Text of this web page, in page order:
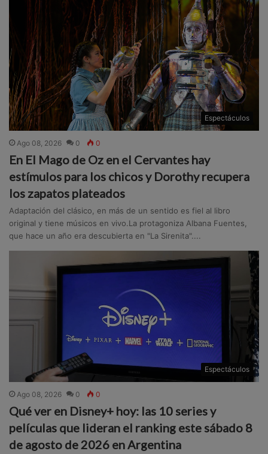
Espectáculos
Ago 08, 2026 0 0
En El Mago de Oz en el Cervantes hay
estímulos para los chicos y Dorothy recupera
los zapatos plateados
Adaptación del clásico, en más de un sentido es fiel al libro
original y tiene músicos en vivo.La protagoniza Albana Fuentes,
que hace un año era descubierta en "La Sirenita"....
Espectáculos
Ago 08, 2026 0 0
Qué ver en Disney+ hoy: las 10 series y
películas que lideran el ranking este sábado 8
de agosto de 2026 en Argentina